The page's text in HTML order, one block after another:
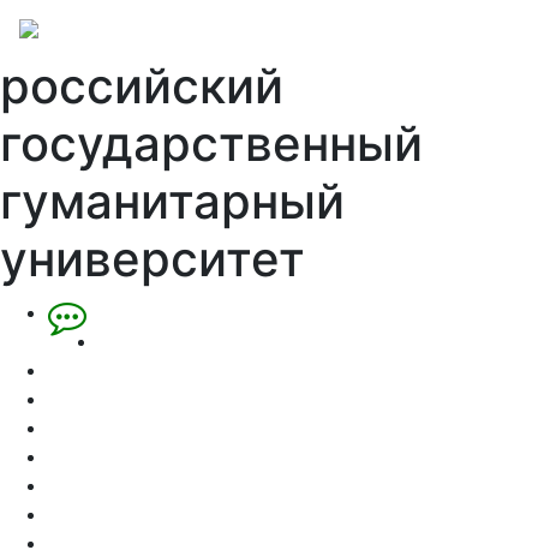
российский
государственный
гуманитарный
университет